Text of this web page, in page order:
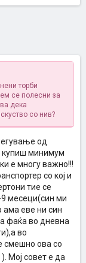
торби
се полесни за
дека
со нив?
од
купиш минимум
е многу важно!!!
со кој и
тие се
месеци(син ми
ама еве ни син
фаќа во дневна
во
смешно ова со
). Мој совет е да